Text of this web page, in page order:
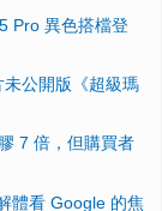
Pro 異色搭檔登
公開版《超級瑪
7 倍，但購買者
體看 Google 的焦